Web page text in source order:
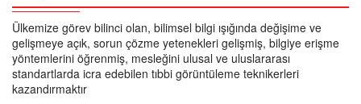
Ülkemize görev bilinci olan, bilimsel bilgi ışığında değişime ve
gelişmeye açık, sorun çözme yetenekleri gelişmiş, bilgiye erişme
yöntemlerini öğrenmiş, mesleğini ulusal ve uluslararası
standartlarda icra edebilen tıbbi görüntüleme teknikerleri
kazandırmaktır